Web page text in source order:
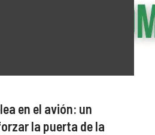
en el avión: un
la puerta de la